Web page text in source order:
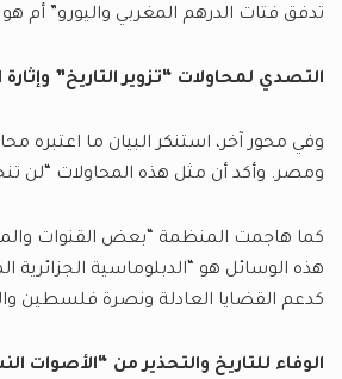
تدفق فتات الدرهم المغربي واليورو” أم
التصدي لمحاولات “تزوير التاريخ” وإثارة
وفي محور آخر، استنكر البيان ما اعتبره
ومصر. وأكد أن مثل هذه المحاولات “لن
كما هاجمت المنظمة “بعض القنوات
هذه الوسائل هو “الدبلوماسية
كدعم القضايا العادلة ونصرة فلسطين
الوفاء للتاريخ والتحذير من “الأصوات